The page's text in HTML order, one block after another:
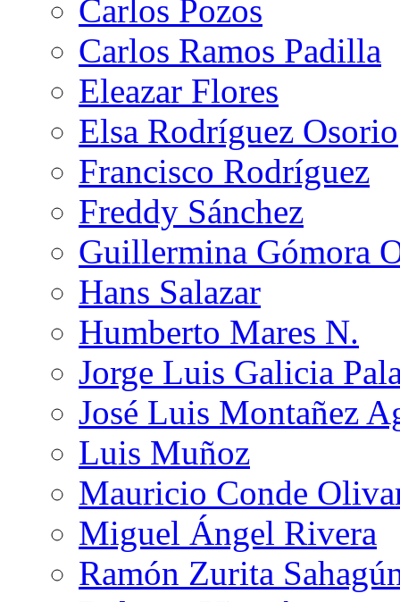
Carlos Pozos
Carlos Ramos Padilla
Eleazar Flores
Elsa Rodríguez Osorio
Francisco Rodríguez
Freddy Sánchez
Guillermina Gómora
Hans Salazar
Humberto Mares N.
Jorge Luis Galicia
José Luis Montañez
Luis Muñoz
Mauricio Conde
Miguel Ángel Rivera
Ramón Zurita